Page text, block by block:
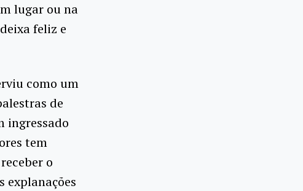
lugar ou na
feliz e
como um
de
ingressado
tem
o
explanações